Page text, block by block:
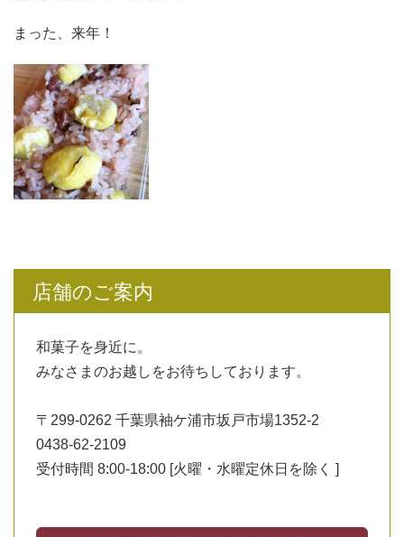
まった、来年！
店舗のご案内
和菓子を身近に。
みなさまのお越しをお待ちしております。
〒299-0262 千葉県袖ケ浦市坂戸市場1352-2
0438-62-2109
受付時間 8:00-18:00 [火曜・水曜定休日を除く ]